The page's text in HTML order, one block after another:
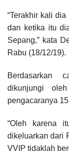
“Terakhir kali
dan ketika itu
Sepang,” kata
Rabu (18/12/19).
Berdasarkan
dikunjungi
pengacaranya
“Oleh karena
dikeluarkan dari
VVIP tidaklah